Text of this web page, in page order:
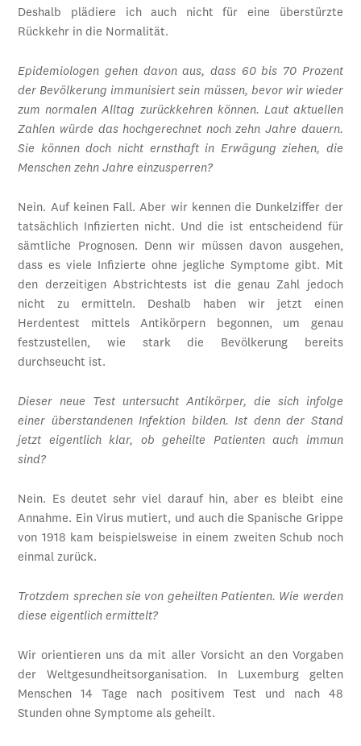
Deshalb plädiere ich auch nicht für eine überstürzte
Rückkehr in die Normalität.
Epidemiologen gehen davon aus, dass 60 bis 70 Prozent
der Bevölkerung immunisiert sein müssen, bevor wir wieder
zum normalen Alltag zurückkehren können. Laut aktuellen
Zahlen würde das hochgerechnet noch zehn Jahre dauern.
Sie können doch nicht ernsthaft in Erwägung ziehen, die
Menschen zehn Jahre einzusperren?
Nein. Auf keinen Fall. Aber wir kennen die Dunkelziffer der
tatsächlich Infizierten nicht. Und die ist entscheidend für
sämtliche Prognosen. Denn wir müssen davon ausgehen,
dass es viele Infizierte ohne jegliche Symptome gibt. Mit
den derzeitigen Abstrichtests ist die genau Zahl jedoch
nicht zu ermitteln. Deshalb haben wir jetzt einen
Herdentest mittels Antikörpern begonnen, um genau
festzustellen, wie stark die Bevölkerung bereits
durchseucht ist.
Dieser neue Test untersucht Antikörper, die sich infolge
einer überstandenen Infektion bilden. Ist denn der Stand
jetzt eigentlich klar, ob geheilte Patienten auch immun
sind?
Nein. Es deutet sehr viel darauf hin, aber es bleibt eine
Annahme. Ein Virus mutiert, und auch die Spanische Grippe
von 1918 kam beispielsweise in einem zweiten Schub noch
einmal zurück.
Trotzdem sprechen sie von geheilten Patienten. Wie werden
diese eigentlich ermittelt?
Wir orientieren uns da mit aller Vorsicht an den Vorgaben
der Weltgesundheitsorganisation. In Luxemburg gelten
Menschen 14 Tage nach positivem Test und nach 48
Stunden ohne Symptome als geheilt.